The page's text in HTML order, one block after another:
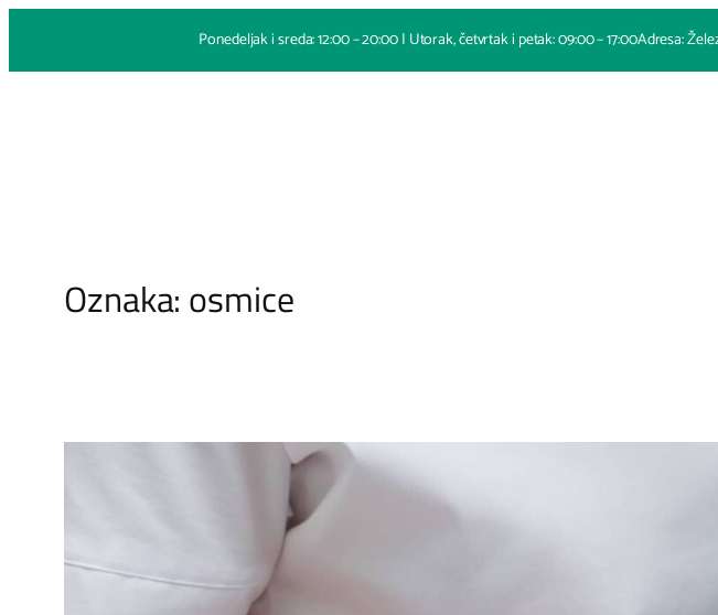
sadržaj
Ponedeljak i sreda: 12:00 – 20:00 | Utorak, četvrtak i petak: 09:00 – 17:00Adresa:
Oznaka: osmice